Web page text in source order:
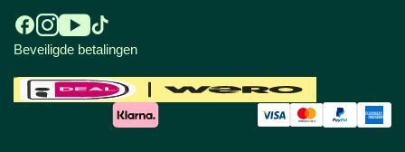
Beveiligde betalingen